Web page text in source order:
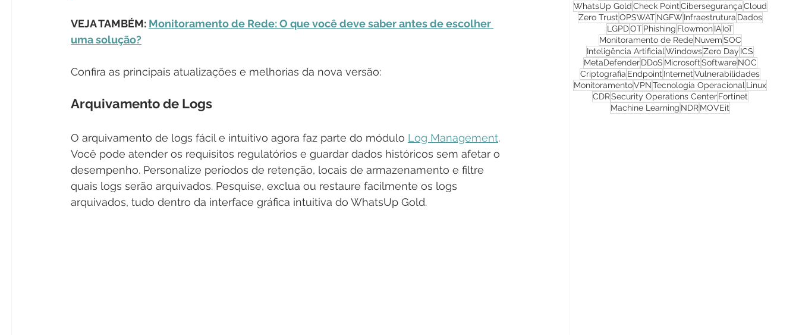
VEJA TAMBÉM: Monitoramento de Rede: O que você deve saber antes de escolher
uma solução?
Confira as principais atualizações e melhorias da nova versão:
Arquivamento de Logs
O arquivamento de logs fácil e intuitivo agora faz parte do módulo Log Management.
Você pode atender os requisitos regulatórios e guardar dados históricos sem afetar o
desempenho. Personalize períodos de retenção, locais de armazenamento e filtre
quais logs serão arquivados. Pesquise, exclua ou restaure facilmente os logs
arquivados, tudo dentro da interface gráfica intuitiva do WhatsUp Gold.
WhatsUp GoldCheck PointCibersegurançaCloud
Zero TrustOPSWAT NGFW Infraestrutura Dados
LGPDOTPhishing FlowmonIAIoT
Monitoramento de Rede NuvemSOC
Inteligência Artificial WindowsZero Day ICS
MetaDefender DDoS MicrosoftSoftware NOC
Criptografia Endpoint InternetVulnerabilidades
MonitoramentoVPNTecnologia Operacional Linux
CDRSecurity Operations Center Fortinet
Machine Learning NDRMOVEit